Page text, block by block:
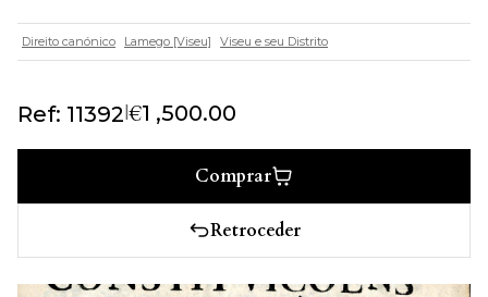
Direito canónico Lamego [Viseu] Viseu e seu Distrito
Ref: 11392|€1 ,500.00
Comprar
Retroceder